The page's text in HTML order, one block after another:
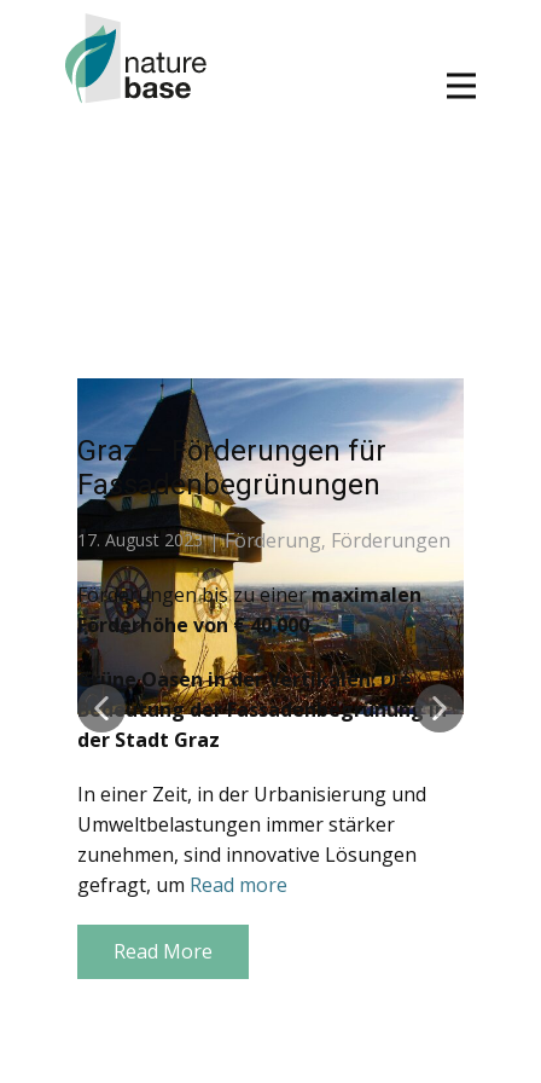
Graz – Förderungen für
Fassadenbegrünungen
17. August 2023 Förderung, Förderungen
Förderungen bis zu einermaximalen
Förderhöhe von € 40.000.
Grüne Oasen in der Vertikalen: Die
Bedeutung der Fassadenbegrünung in
der Stadt Graz
In einer Zeit, in der Urbanisierung und
Umweltbelastungen immer stärker
zunehmen, sind innovative Lösungen
gefragt, um Read more
Read More